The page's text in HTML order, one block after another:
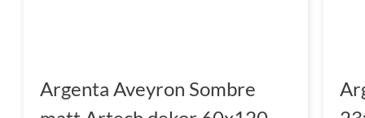
Argenta Aveyron Sombre